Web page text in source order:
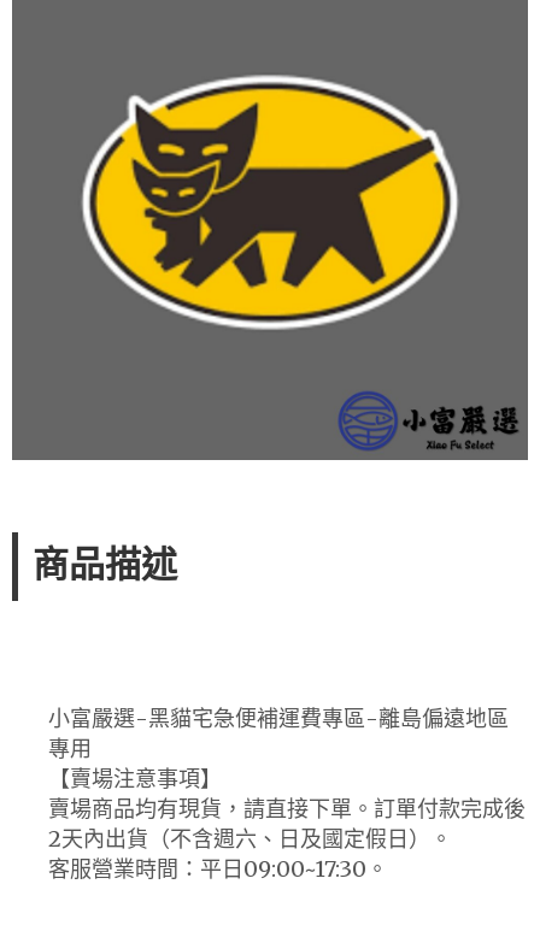
商品描述
小富嚴選-黑貓宅急便補運費專區-離島偏遠地區
專用
【賣場注意事項】
賣場商品均有現貨，請直接下單。訂單付款完成後
2天內出貨（不含週六、日及國定假日）。
客服營業時間：平日09:00~17:30。